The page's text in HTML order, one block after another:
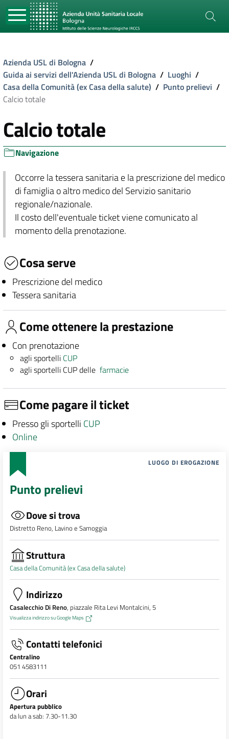
Azienda USL di Bologna /
Guida ai servizi dell'Azienda USL di Bologna / Luoghi /
Casa della Comunità (ex Casa della salute) / Punto prelievi /
Calcio totale
Calcio totale
Navigazione
Occorre la tessera sanitaria e la prescrizione del medico
di famiglia o altro medico del Servizio sanitario
regionale/nazionale.
Il costo dell'eventuale ticket viene comunicato al
momento della prenotazione.
Cosa serve
Prescrizione del medico
Tessera sanitaria
Come ottenere la prestazione
Con prenotazione
agli sportelli CUP
agli sportelli CUP dellefarmacie
Come pagare il ticket
Presso gli sportelli CUP
Online
LUOGO DI EROGAZIONE
Punto prelievi
Dove si trova
Distretto Reno, Lavino e Samoggia
Struttura
Casa della Comunità (ex Casa della salute)
Indirizzo
Casalecchio Di Reno, piazzale Rita Levi Montalcini, 5
Visualizza indirizzo su Google Maps
Contatti telefonici
Centralino
051 4583111
Orari
Apertura pubblico
da lun a sab: 7.30-11.30